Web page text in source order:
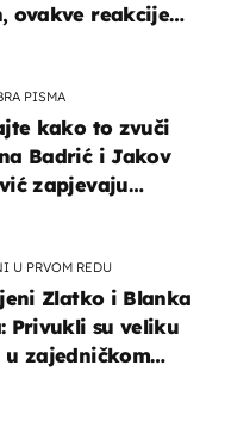
ovakve reakcije
PISMA
kako to zvuči
Badrić i Jakov
zapjevaju
U PRVOM REDU
Zlatko i Blanka
Privukli su veliku
u zajedničkom